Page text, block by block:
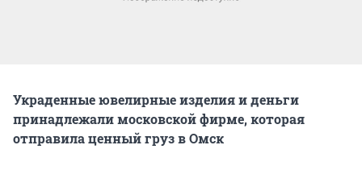
Украденные ювелирные изделия и деньги
принадлежали московской фирме, которая
отправила ценный груз в Омск